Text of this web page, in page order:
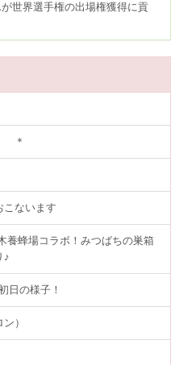
世界選手権の出場権獲得に貢
＊
こないます
養蜂場コラボ！みつばちの巣箱
♪
日の様子！
）